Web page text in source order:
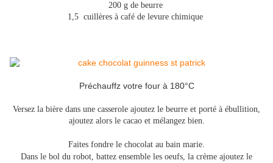
200 g de beurre
1,5 cuillères à café de levure chimique
Préchauffz votre four à 180°C
Versez la bière dans une casserole ajoutez le beurre et porté à ébullition,
ajoutez alors le cacao et mélangez bien.
Faites fondre le chocolat au bain marie.
Dans le bol du robot, battez ensemble les oeufs, la crème ajoutez le